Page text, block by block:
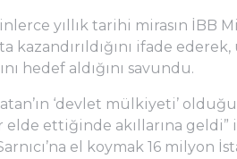
yıllık tarihi mirasın İBB
kazandırıldığını ifade
hedef aldığını savundu.
‘devlet mülkiyeti’
ettiğinde akıllarına geldi”
el koymak 16 milyon